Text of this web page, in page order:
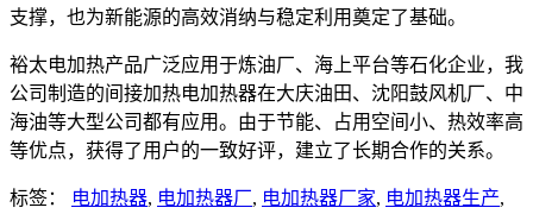
支撑，也为新能源的高效消纳与稳定利用奠定了基础。
裕太电加热产品广泛应用于炼油厂、海上平台等石化企业，我
公司制造的间接加热电加热器在大庆油田、沈阳鼓风机厂、中
海油等大型公司都有应用。由于节能、占用空间小、热效率高
等优点，获得了用户的一致好评，建立了长期合作的关系。
标签： 电加热器, 电加热器厂, 电加热器厂家, 电加热器生产,